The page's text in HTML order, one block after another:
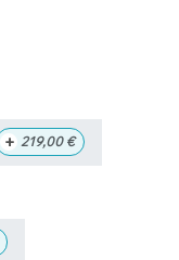
+ 219,00€